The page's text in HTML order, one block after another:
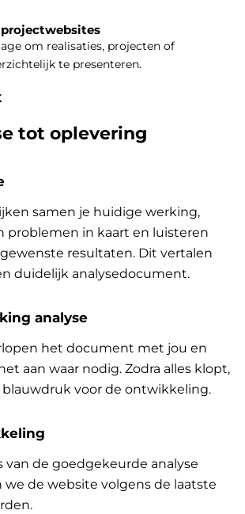
om realisaties, projecten of
te presenteren.
tot oplevering
samen je huidige werking,
problemen in kaart en luisteren
resultaten. Dit vertalen
duidelijk analysedocument.
analyse
het document met jou en
aan waar nodig. Zodra alles klopt,
blauwdruk voor de ontwikkeling.
van de goedgekeurde analyse
we de website volgens de laatste